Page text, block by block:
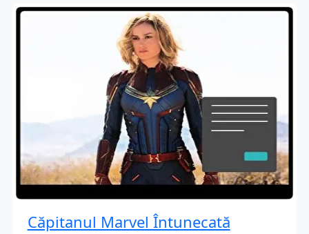
Căpitanul Marvel Întunecată